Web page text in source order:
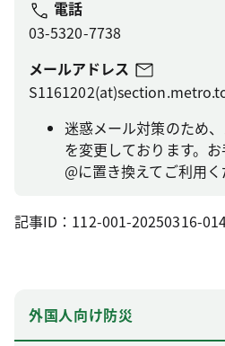
電話
03-5320-7738
メールアドレス
迷惑メール対策のため
を変更しております。
@に置き換えてご利用く
記事ID：112-001-20250316-
外国人向け防災